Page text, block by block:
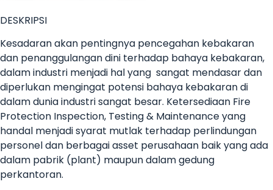
DESKRIPSI
Kesadaran akan pentingnya pencegahan kebakaran
dan penanggulangan dini terhadap bahaya kebakaran,
dalam industri menjadi hal yang sangat mendasar dan
diperlukan mengingat potensi bahaya kebakaran di
dalam dunia industri sangat besar. Ketersediaan Fire
Protection Inspection, Testing & Maintenance yang
handal menjadi syarat mutlak terhadap perlindungan
personel dan berbagai asset perusahaan baik yang ada
dalam pabrik (plant) maupun dalam gedung
perkantoran.